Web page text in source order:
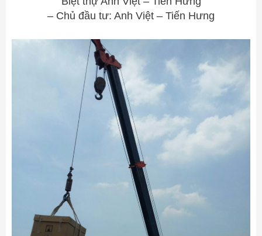
– Chủ đầu tư: Anh Việt – Tiến Hưng